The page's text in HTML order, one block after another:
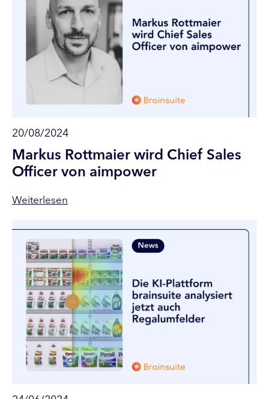
20/08/2024
Markus Rottmaier wird Chief Sales
Officer von aimpower
Weiterlesen